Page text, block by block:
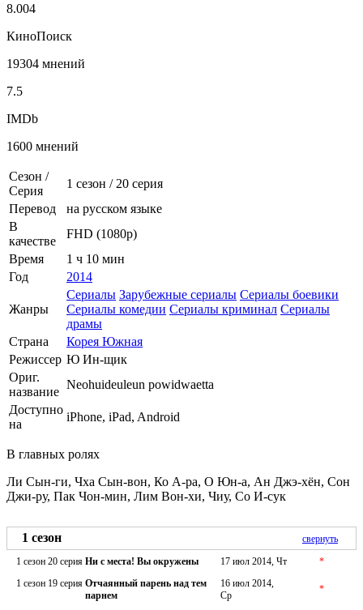
8.004
КиноПоиск
19304 мнений
7.5
IMDb
1600 мнений
Сезон /
Серия
1 сезон / 20 серия
Перевод
на русском языке
В
качестве
FHD (1080p)
Время
1 ч 10 мин
Год
2014
Жанры
Сериалы Зарубежные сериалы Сериалы боевики
Сериалы комедии Сериалы криминал Сериалы
драмы
Страна
Корея Южная
Режиссер Ю Ин-щик
Ориг.
название
Neohuideuleun powidwaetta
Доступно
на
iPhone, iPad, Android
В главных ролях
Ли Сын-ги, Чха Сын-вон, Ко А-ра, О Юн-а, Ан Джэ-хён, Сон
Джи-ру, Пак Чон-мин, Лим Вон-хи, Чиу, Со И-сук
1 сезон
свернуть
1 сезон 20 серия Ни с места! Вы окружены 17 июл 2014, Чт
*
1 сезон 19 серия Отчаянный парень над тем
парнем
16 июл 2014,
Ср
*